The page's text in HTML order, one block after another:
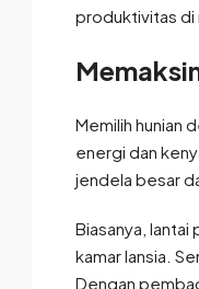
produktivitas di
Memilih hunian
energi dan
jendela besar
Biasanya, lantai
kamar lansia.
Dengan